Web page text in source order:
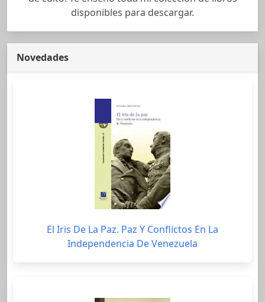
disponibles para descargar.
Novedades
El Iris De La Paz. Paz Y Conflictos En La
Independencia De Venezuela